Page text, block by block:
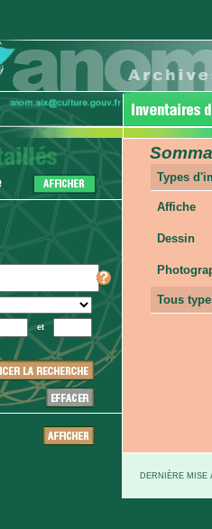
et
Types
Affiche
Dessin
Tous
DERNIÈRE MISE